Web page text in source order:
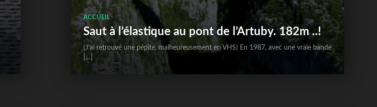
ACCUEIL
Saut à l’élastique au pont de l’Artuby. 182m ..!
(J’ai retrouvé une pépite, malheureusement en VHS) En 1987, avec une vraie bande
[…]